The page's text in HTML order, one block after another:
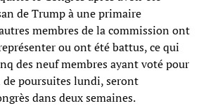
de Trump à une primaire
membres de la commission ont
ou ont été battus, ce qui
des neuf membres ayant voté pour
poursuites lundi, seront
dans deux semaines.